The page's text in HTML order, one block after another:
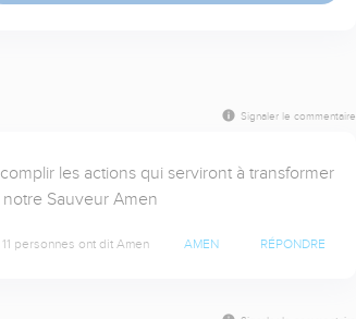
Signaler le commentaire
les actions qui serviront à transformer
Sauveur Amen
11 personnes ont dit Amen AMEN RÉPONDRE